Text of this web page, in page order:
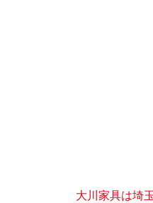
大川家具は埼